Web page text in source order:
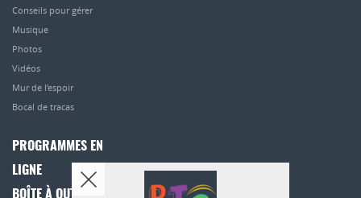
Conseils pour gérer
Musique
Photos
Vidéos
Mur de l’espoir
Bocal de tracas
PROGRAMMES EN
LIGNE
BOÎTE À OUTILS